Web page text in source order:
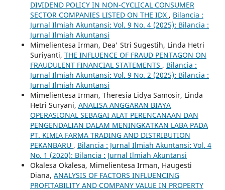
DIVIDEND POLICY IN NON-CYCLICAL CONSUMER
SECTOR COMPANIES LISTED ON THE IDX , Bilancia :
Jurnal Ilmiah Akuntansi: Vol. 9 No. 4 (2025): Bilancia :
Jurnal Ilmiah Akuntansi
Mimelientesa Irman, Dea' Stri Sugestih, Linda Hetri
Suriyanti, THE INFLUENCE OF FRAUD PENTAGON ON
FRAUDULENT FINANCIAL STATEMENTS , Bilancia :
Jurnal Ilmiah Akuntansi: Vol. 9 No. 2 (2025): Bilancia :
Jurnal Ilmiah Akuntansi
Mimelientesa Irman, Theresia Lidya Samosir, Linda
Hetri Suryani, ANALISA ANGGARAN BIAYA
OPERASIONAL SEBAGAI ALAT PERENCANAAN DAN
PENGENDALIAN DALAM MENINGKATKAN LABA PADA
PT. KIMIA FARMA TRADING AND DISTRIBUTION
PEKANBARU , Bilancia : Jurnal Ilmiah Akuntansi: Vol. 4
No. 1 (2020): Bilancia : Jurnal Ilmiah Akuntansi
Okalesa Okalesa, Mimelientesa Irman, Haugesti
Diana, ANALYSIS OF FACTORS INFLUENCING
PROFITABILITY AND COMPANY VALUE IN PROPERTY